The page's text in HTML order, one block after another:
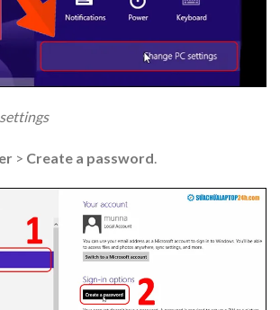
> Create a password.